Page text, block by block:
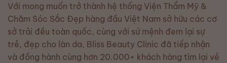
Với mong muốn trở thành hệ thống Viện Thẩm Mỹ &
Chăm Sóc Sắc Đẹp hàng đầu Việt Nam sở hữu các cơ
sở trải đều toàn quốc, cùng với sứ mệnh đem lại sự
trẻ, đẹp cho làn da, Bliss Beauty Clinic đã tiếp nhận
và đồng hành cùng hơn 20.000+ khách hàng tìm lại vẻ